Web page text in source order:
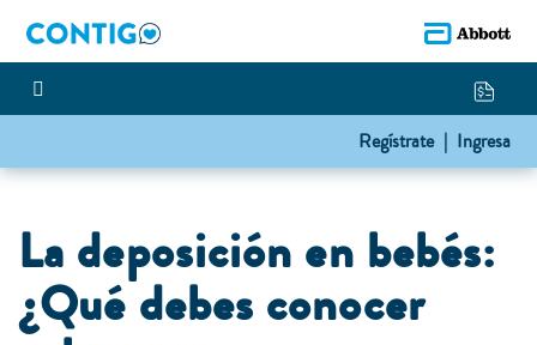
Regístrate | Ingresa
La deposición en bebés:
¿Qué debes conocer